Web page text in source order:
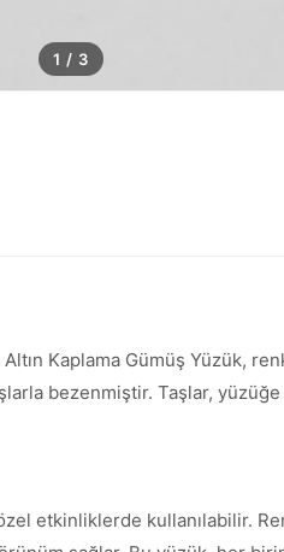
1 / 3
Altın Kaplama Gümüş Yüzük,
bezenmiştir. Taşlar,
etkinliklerde kullanılabilir.